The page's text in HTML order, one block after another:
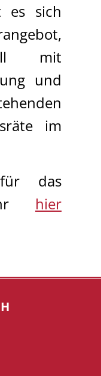
es sich
mit
und
im
für das
hier